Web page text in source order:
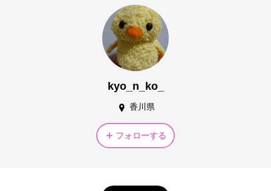
kyo_n_ko_
香川県
フォローする